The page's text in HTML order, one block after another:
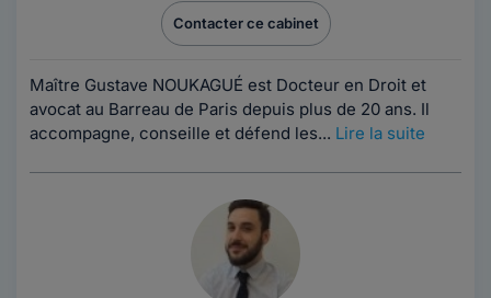
Contacter ce cabinet
Maître Gustave NOUKAGUÉ est Docteur en Droit et
avocat au Barreau de Paris depuis plus de 20 ans. Il
accompagne, conseille et défend les... Lire la suite